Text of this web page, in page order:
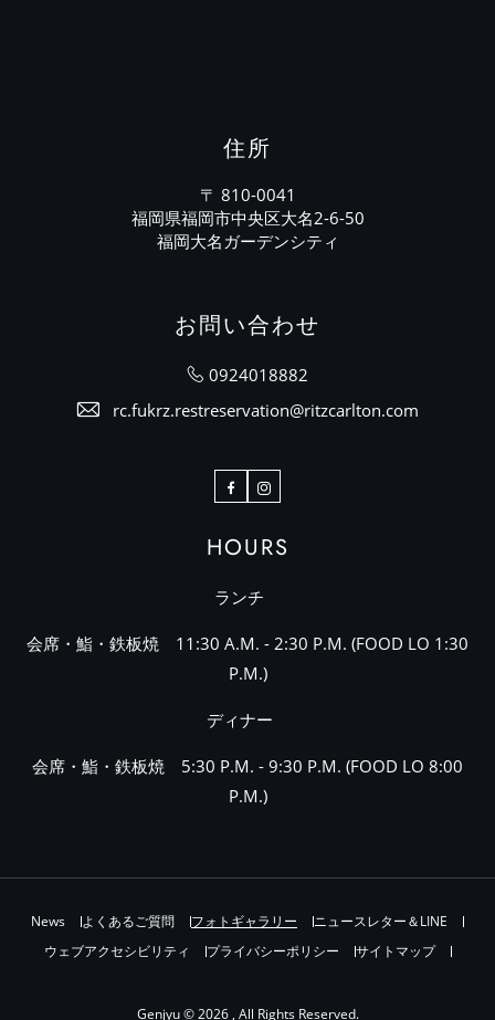
住所
〒 810-0041
福岡県福岡市中央区大名2-6-50
福岡大名ガーデンシティ
お問い合わせ
0924018882
rc.fukrz.restreservation@ritzcarlton.com
FacebookInstagram
HOURS
ランチ
会席・鮨・鉄板焼 11:30 A.M. - 2:30 P.M. (FOOD LO 1:30
P.M.)
ディナー
会席・鮨・鉄板焼 5:30 P.M. - 9:30 P.M. (FOOD LO 8:00
P.M.)
News よくあるご質問 フォトギャラリー
ニュースレター＆LINE
ウェブアクセシビリティ
プライバシーポリシー サイトマップ
Genjyu © 2026 , All Rights Reserved.